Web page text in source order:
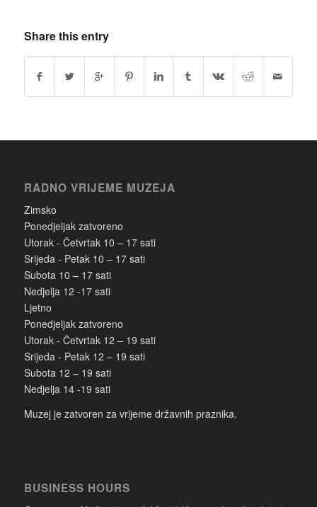
Share this entry
RADNO VRIJEME MUZEJA
Zimsko
Ponedjeljak zatvoreno
Utorak - Četvrtak 10 – 17 sati
Srijeda - Petak 10 – 17 sati
Subota 10 – 17 sati
Nedjelja 12 -17 sati
Ljetno
Ponedjeljak zatvoreno
Utorak - Četvrtak 12 – 19 sati
Srijeda - Petak 12 – 19 sati
Subota 12 – 19 sati
Nedjelja 14 -19 sati
Muzej je zatvoren za vrijeme državnih praznika.
BUSINESS HOURS